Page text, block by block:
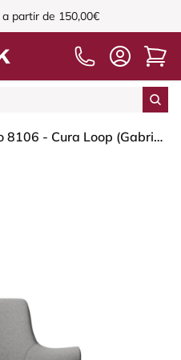
a partir de 150,00€
HÅG Capisco 8106 - Cura Loop (Gabriel) - Poliéster reciclados - CLP60110 Light grey - Blush Rose - 265 mm (seat height 53-79cm) - Hard castors for soft floors